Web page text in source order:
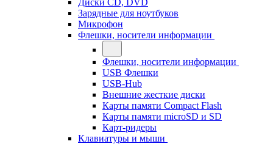
Диски CD, DVD
Зарядные для ноутбуков
Микрофон
Флешки, носители информации
Флешки, носители информации
USB Флешки
USB-Hub
Внешние жесткие диски
Карты памяти Compact Flash
Карты памяти microSD и SD
Карт-ридеры
Клавиатуры и мыши